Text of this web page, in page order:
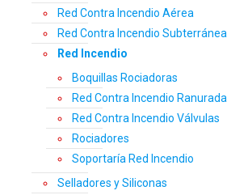
Red Contra Incendio Aérea
Red Contra Incendio Subterránea
Red Incendio
Boquillas Rociadoras
Red Contra Incendio Ranurada
Red Contra Incendio Válvulas
Rociadores
Soportaría Red Incendio
Selladores y Siliconas